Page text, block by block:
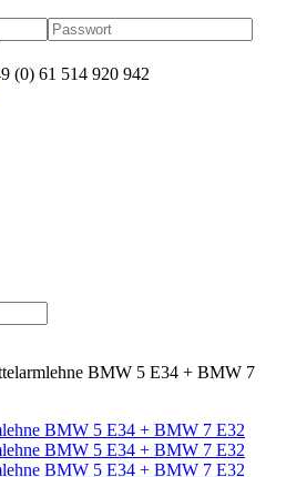
(0) 61 514 920 942
BMW 5 E34 + BMW 7